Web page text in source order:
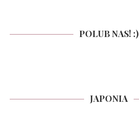
POLUB NAS! :)
JAPONIA